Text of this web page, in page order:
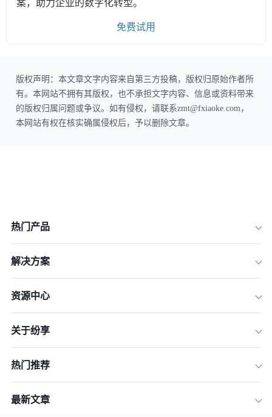
案，助力企业的数字化转型。
免费试用
版权声明：本文章文字内容来自第三方投稿，版权归原始作者所
有。本网站不拥有其版权，也不承担文字内容、信息或资料带来
的版权归属问题或争议。如有侵权，请联系zmt@fxiaoke.com，
本网站有权在核实确属侵权后，予以删除文章。
热门产品
解决方案
资源中心
关于纷享
热门推荐
最新文章